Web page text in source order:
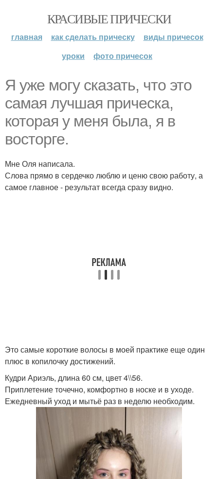
КРАСИВЫЕ ПРИЧЕСКИ
главная как сделать прическу
виды причесок
уроки
фото причесок
Я уже могу сказать, что это
самая лучшая прическа,
которая у меня была, я в
восторге.
Мне Оля написала.
Слова прямо в сердечко люблю и ценю свою работу, а
самое главное - результат всегда сразу видно.
Это самые короткие волосы в моей практике еще один
плюс в копилочку достижений.
Кудри Ариэль, длина 60 см, цвет 4\\56.
Приплетение точечно, комфортно в носке и в уходе.
Ежедневный уход и мытьё раз в неделю необходим.